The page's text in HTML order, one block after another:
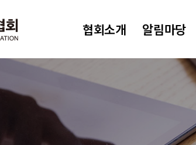
협회소개 알림마당